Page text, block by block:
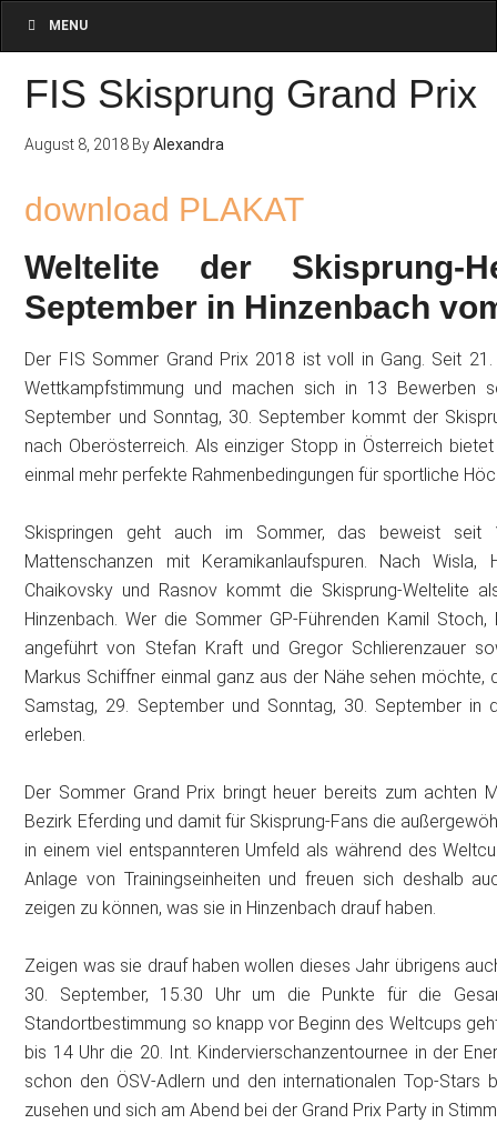
MENU
FIS Skisprung Grand Prix
August 8, 2018 ByAlexandra
download PLAKAT
Weltelite der
September in Hinzenbach
Der FIS Sommer Grand Prix 2018 ist voll in Gang. Seit
Wettkampfstimmung und machen sich in 13 Bewerben
September und Sonntag, 30. September kommt der
nach Oberösterreich. Als einziger Stopp in Österreich
einmal mehr perfekte Rahmenbedingungen für sportliche
Skispringen geht auch im Sommer, das beweist
Mattenschanzen mit Keramikanlaufspuren. Nach Wisla,
Chaikovsky und Rasnov kommt die Skisprung-Weltelite
Hinzenbach. Wer die Sommer GP-Führenden Kamil
angeführt von Stefan Kraft und Gregor Schlierenzauer
Markus Schiffner einmal ganz aus der Nähe sehen
Samstag, 29. September und Sonntag, 30. September in
erleben.
Der Sommer Grand Prix bringt heuer bereits zum achten
Bezirk Eferding und damit für Skisprung-Fans die
in einem viel entspannteren Umfeld als während des
Anlage von Trainingseinheiten und freuen sich deshalb
zeigen zu können, was sie in Hinzenbach drauf haben.
Zeigen was sie drauf haben wollen dieses Jahr übrigens
30. September, 15.30 Uhr um die Punkte für die
Standortbestimmung so knapp vor Beginn des Weltcups
bis 14 Uhr die 20. Int. Kindervierschanzentournee in der
schon den ÖSV-Adlern und den internationalen Top-Stars
zusehen und sich am Abend bei der Grand Prix Party in